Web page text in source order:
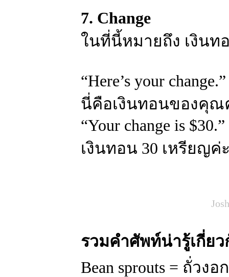
7. Change
ในที่นี้หมายถึง เงินท
“Here’s your change.”
นี่คือเงินทอนของคุณ
“Your change is $30.”
เงินทอน 30 เหรียญค่
รวมคำศัพท์น่ารู้เกี่ย
Bean sprouts = ถั่วงอก